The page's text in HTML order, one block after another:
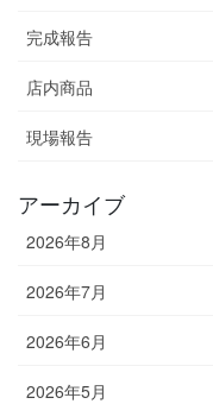
完成報告
店内商品
現場報告
アーカイブ
2026年8月
2026年7月
2026年6月
2026年5月